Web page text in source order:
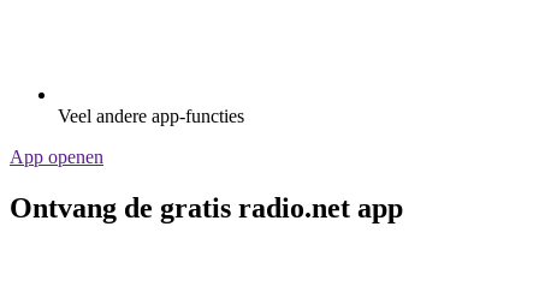
Veel andere app-functies
App openen
Ontvang de gratis radio.net app